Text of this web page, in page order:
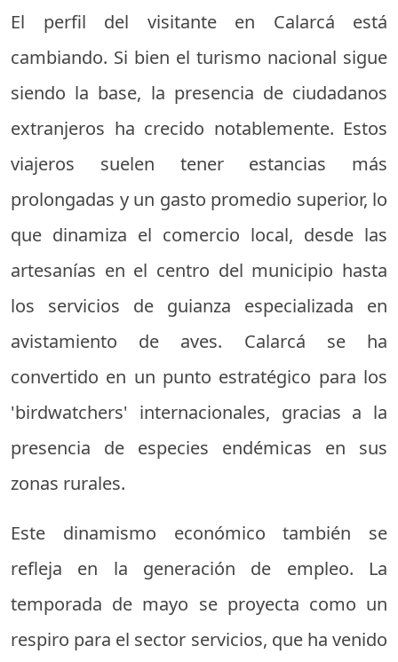
El perfil del visitante en Calarcá está
cambiando. Si bien el turismo nacional sigue
siendo la base, la presencia de ciudadanos
extranjeros ha crecido notablemente. Estos
viajeros suelen tener estancias más
prolongadas y un gasto promedio superior, lo
que dinamiza el comercio local, desde las
artesanías en el centro del municipio hasta
los servicios de guianza especializada en
avistamiento de aves. Calarcá se ha
convertido en un punto estratégico para los
'birdwatchers' internacionales, gracias a la
presencia de especies endémicas en sus
zonas rurales.
Este dinamismo económico también se
refleja en la generación de empleo. La
temporada de mayo se proyecta como un
respiro para el sector servicios, que ha venido